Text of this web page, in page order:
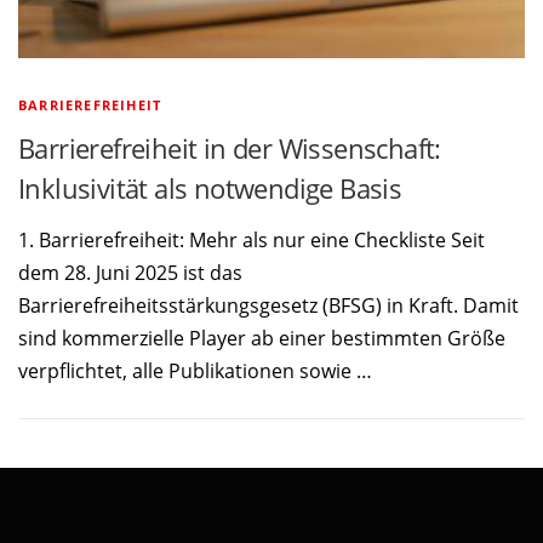
BARRIEREFREIHEIT
Barrierefreiheit in der Wissenschaft:
Inklusivität als notwendige Basis
1. Barrierefreiheit: Mehr als nur eine Checkliste Seit
dem 28. Juni 2025 ist das
Barrierefreiheitsstärkungsgesetz (BFSG) in Kraft. Damit
sind kommerzielle Player ab einer bestimmten Größe
verpflichtet, alle Publikationen sowie …